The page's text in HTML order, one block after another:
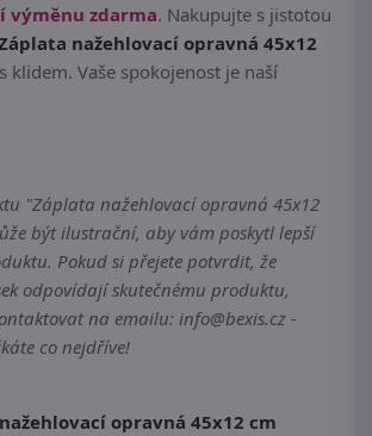
výměnu zdarma. Nakupujte s jistotou
nažehlovací opravná 45x12
klidem. Vaše spokojenost je naší
"Záplata nažehlovací opravná 45x12
být ilustrační, aby vám poskytl lepší
Pokud si přejete potvrdit, že
odpovídají skutečnému produktu,
na emailu: info@bexis.cz -
co nejdříve!
opravná 45x12 cm